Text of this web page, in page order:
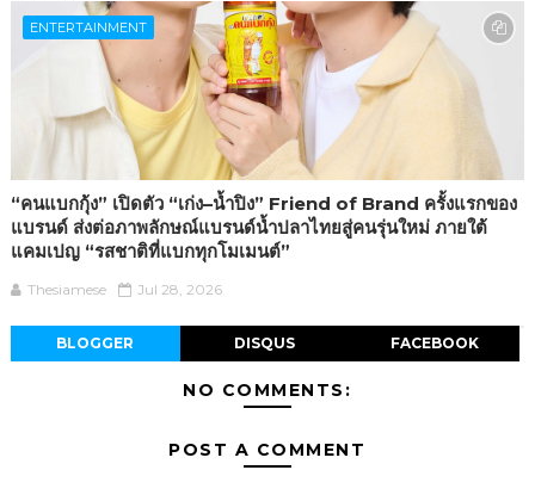
ENTERTAINMENT
“คนแบกกุ้ง” เปิดตัว “เก่ง–น้ำปิง” Friend of Brand ครั้งแรกของ
แบรนด์ ส่งต่อภาพลักษณ์แบรนด์น้ำปลาไทยสู่คนรุ่นใหม่ ภายใต้
แคมเปญ “รสชาติที่แบกทุกโมเมนต์”
Thesiamese Jul 28, 2026
BLOGGER DISQUS FACEBOOK
NO COMMENTS:
POST A COMMENT